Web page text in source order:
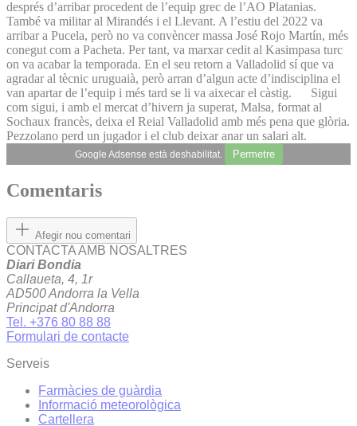
després d’arribar procedent de l’equip grec de l’AO Platanias.
També va militar al Mirandés i el Llevant. A l’estiu del 2022 va
arribar a Pucela, però no va convèncer massa José Rojo Martín, més
conegut com a Pacheta. Per tant, va marxar cedit al Kasimpasa turc
on va acabar la temporada. En el seu retorn a Valladolid sí que va
agradar al tècnic uruguaià, però arran d’algun acte d’indisciplina el
van apartar de l’equip i més tard se li va aixecar el càstig.
Sigui
com sigui, i amb el mercat d’hivern ja superat, Malsa, format al
Sochaux francès, deixa el Reial Valladolid amb més pena que glòria.
Pezzolano perd un jugador i el club deixar anar un salari alt.
Google Adsense està deshabilitat. Permetre
Comentaris
Afegir nou comentari
CONTACTA AMB NOSALTRES
Diari Bondia
Callaueta, 4, 1r
AD500 Andorra la Vella
Principat d'Andorra
Tel. +376 80 88 88
Formulari de contacte
Serveis
Farmàcies de guàrdia
Informació meteorològica
Cartellera